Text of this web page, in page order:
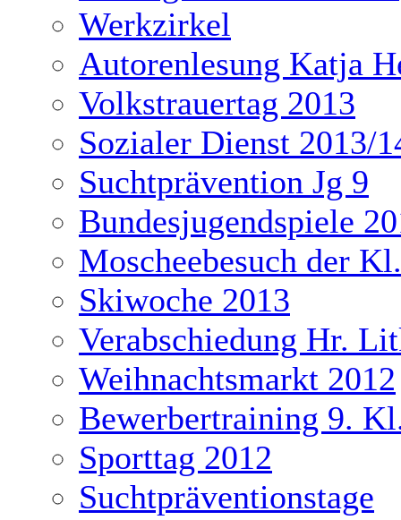
Werkzirkel
Autorenlesung Katja
Volkstrauertag 2013
Sozialer Dienst 2013/
Suchtprävention Jg 9
Bundesjugendspiele
Moscheebesuch der
Skiwoche 2013
Verabschiedung Hr.
Weihnachtsmarkt 2012
Bewerbertraining 9.
Sporttag 2012
Suchtpräventionstage